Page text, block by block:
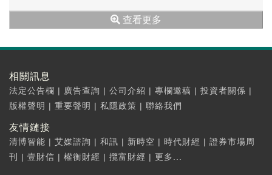
的肖像權，...查看更多
相關訊息
法定公告欄 | 廣告查詢 | 公司介紹 | 專欄邀稿 | 投資者關係 |
版權聲明 | 重要聲明 | 私隱政策 | 聯絡我們
友情鏈接
清博智能 | 艾媒諮詢 | 和訊 | 新時空 | 時代財經 | 證券市場周
刊
| 壹財信 | 權衡財經 | 攬富財經 | 更多...